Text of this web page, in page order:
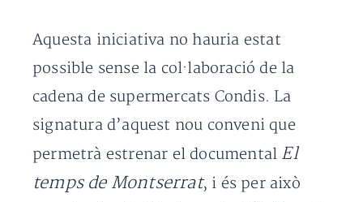
Aquesta iniciativa no hauria estat
possible sense la col·laboració de la
cadena de supermercats Condis. La
signatura d’aquest nou conveni que
permetrà estrenar el documental El
temps de Montserrat, i és per això